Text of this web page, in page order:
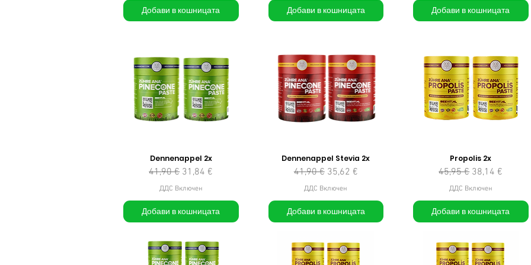
Добави в кошницата Добави в кошницата Добави в кошницата
Dennenappel 2x
Редовна цена
41,90 € Продажна цена
31,84 €
ДДС Включен
Добави в кошницата
Dennenappel Stevia 2x
Редовна цена
41,90 € Продажна цена
35,62 €
ДДС Включен
Добави в кошницата
Propolis 2x
Редовна цена
45,95 € Продажна
38,14 €
ДДС Включен
Добави в кошницата